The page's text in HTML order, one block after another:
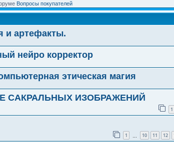
Вопросы покупателей
и артефакты.
нейро корректор
этическая магия
САКРАЛЬНЫХ ИЗОБРАЖЕНИЙ
1
1 10 11 12